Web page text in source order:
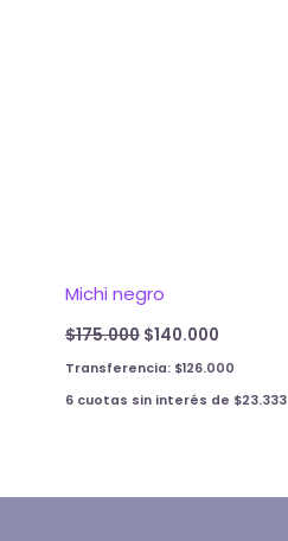
Michi negro
$175.000 $140.000
Transferencia: $126.000
6 cuotas sin interés de $23.333